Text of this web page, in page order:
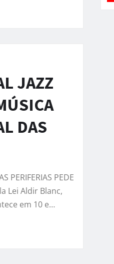
JAZZ
DAS
PERIFERIAS PEDE
Lei Aldir Blanc,
em 10 e…